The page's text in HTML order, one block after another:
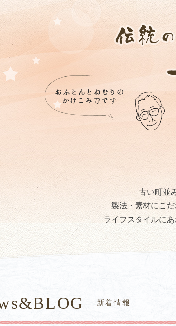
古い町並
製法・素材にこ
ライフスタイルに
新着情報